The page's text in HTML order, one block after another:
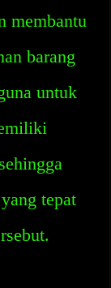
membantu
barang
untuk
tepat